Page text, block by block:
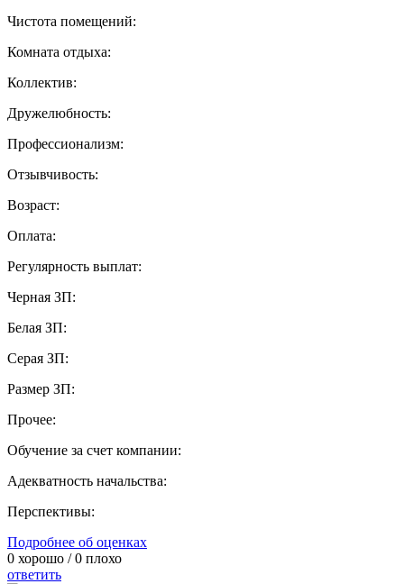
Чистота помещений:
Комната отдыха:
Коллектив:
Дружелюбность:
Профессионализм:
Отзывчивость:
Возраст:
Оплата:
Регулярность выплат:
Черная ЗП:
Белая ЗП:
Серая ЗП:
Размер ЗП:
Прочее:
Обучение за счет компании:
Адекватность начальства:
Перспективы:
Подробнее об оценках
0 хорошо /0 плохо
ответить